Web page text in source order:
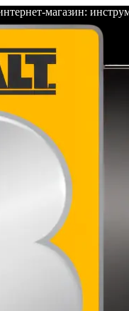
магазин: